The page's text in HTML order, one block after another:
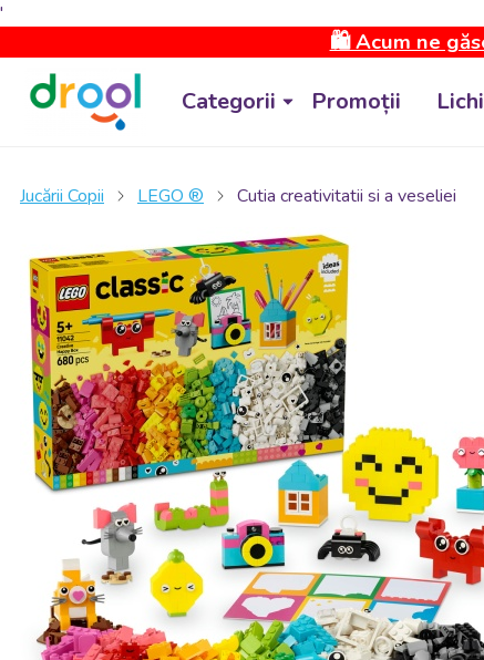
'
🛍️ Acum ne
Categorii Promoții
Jucării Copii LEGO ® Cutia creativitatii si a veseliei